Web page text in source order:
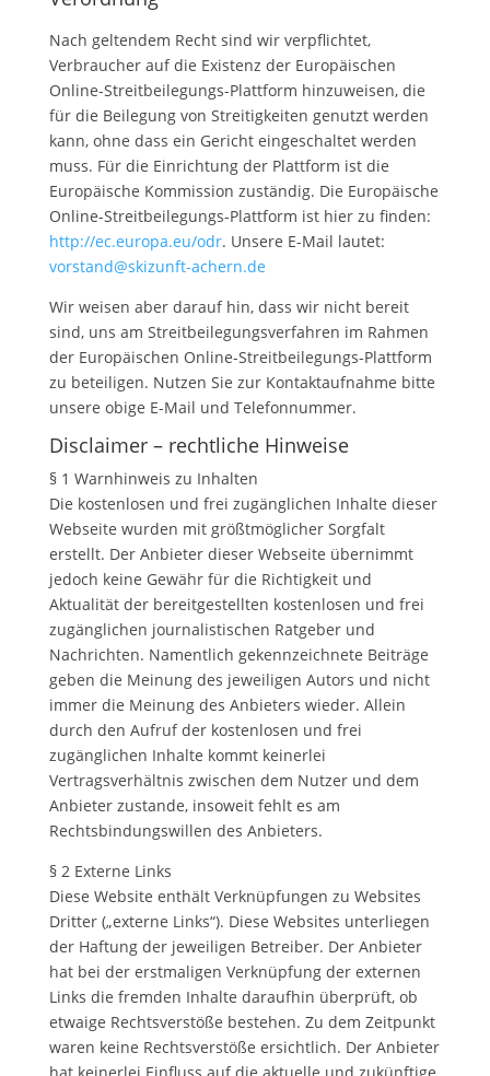
Nach geltendem Recht sind wir verpflichtet,
Verbraucher auf die Existenz der Europäischen
Online-Streitbeilegungs-Plattform hinzuweisen, die
für die Beilegung von Streitigkeiten genutzt werden
kann, ohne dass ein Gericht eingeschaltet werden
muss. Für die Einrichtung der Plattform ist die
Europäische Kommission zuständig. Die Europäische
Online-Streitbeilegungs-Plattform ist hier zu finden:
http://ec.europa.eu/odr. Unsere E-Mail lautet:
vorstand@skizunft-achern.de
Wir weisen aber darauf hin, dass wir nicht bereit
sind, uns am Streitbeilegungsverfahren im Rahmen
der Europäischen Online-Streitbeilegungs-Plattform
zu beteiligen. Nutzen Sie zur Kontaktaufnahme bitte
unsere obige E-Mail und Telefonnummer.
Disclaimer – rechtliche Hinweise
§ 1 Warnhinweis zu Inhalten
Die kostenlosen und frei zugänglichen Inhalte dieser
Webseite wurden mit größtmöglicher Sorgfalt
erstellt. Der Anbieter dieser Webseite übernimmt
jedoch keine Gewähr für die Richtigkeit und
Aktualität der bereitgestellten kostenlosen und frei
zugänglichen journalistischen Ratgeber und
Nachrichten. Namentlich gekennzeichnete Beiträge
geben die Meinung des jeweiligen Autors und nicht
immer die Meinung des Anbieters wieder. Allein
durch den Aufruf der kostenlosen und frei
zugänglichen Inhalte kommt keinerlei
Vertragsverhältnis zwischen dem Nutzer und dem
Anbieter zustande, insoweit fehlt es am
Rechtsbindungswillen des Anbieters.
§ 2 Externe Links
Diese Website enthält Verknüpfungen zu Websites
Dritter („externe Links“). Diese Websites unterliegen
der Haftung der jeweiligen Betreiber. Der Anbieter
hat bei der erstmaligen Verknüpfung der externen
Links die fremden Inhalte daraufhin überprüft, ob
etwaige Rechtsverstöße bestehen. Zu dem Zeitpunkt
waren keine Rechtsverstöße ersichtlich. Der Anbieter